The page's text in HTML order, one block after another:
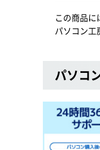
この商品
パソコン工
パソコ